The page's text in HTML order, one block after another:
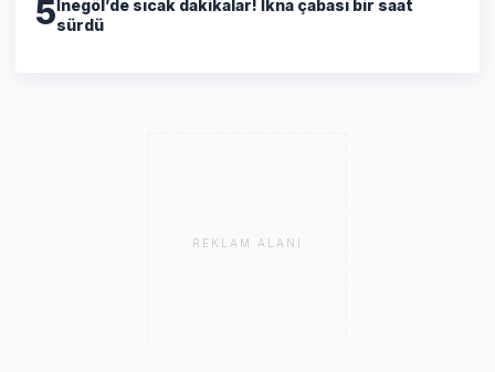
5İnegöl’de sıcak dakikalar! İkna çabası bir saat
sürdü
REKLAM ALANI